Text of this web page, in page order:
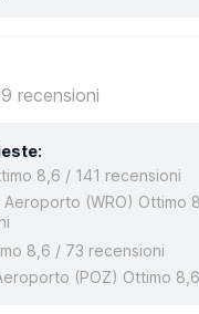
recensioni
8,6 / 141 recensioni
Aeroporto (WRO) Ottimo
8,6 / 73 recensioni
(POZ) Ottimo